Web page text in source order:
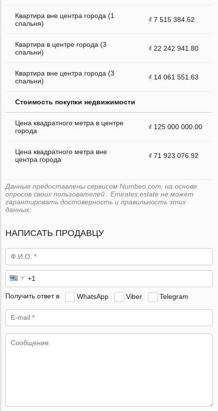
Квартира вне центра города (1
спальня)
₫ 7 515 384.62
Квартира в центре города (3
спальни)
₫ 22 242 941.80
Квартира вне центра города (3
спальни)
₫ 14 061 551.63
Стоимость покупки недвижимости
Цена квадратного метра в центре
города
₫ 125 000 000.00
Цена квадратного метра вне
центра города
₫ 71 923 076.92
Данные предоставлены сервисом Numbeo.com, на основе
опросов своих пользователей . Emirates.estate не может
гарантировать достоверность и правильность этих
данных.
НАПИСАТЬ ПРОДАВЦУ
Получить ответ в WhatsApp Viber Telegram